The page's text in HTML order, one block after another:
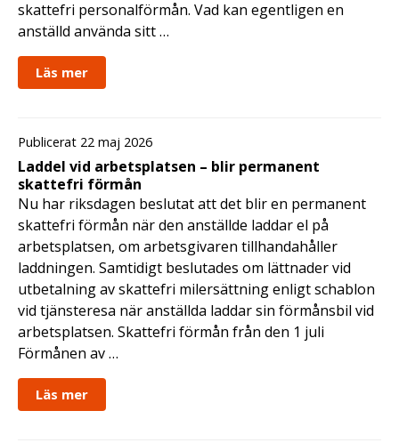
skattefri personalförmån. Vad kan egentligen en
anställd använda sitt …
Läs mer
Publicerat 22 maj 2026
Laddel vid arbetsplatsen – blir permanent
skattefri förmån
Nu har riksdagen beslutat att det blir en permanent
skattefri förmån när den anställde laddar el på
arbetsplatsen, om arbetsgivaren tillhandahåller
laddningen. Samtidigt beslutades om lättnader vid
utbetalning av skattefri milersättning enligt schablon
vid tjänsteresa när anställda laddar sin förmånsbil vid
arbetsplatsen. Skattefri förmån från den 1 juli
Förmånen av …
Läs mer